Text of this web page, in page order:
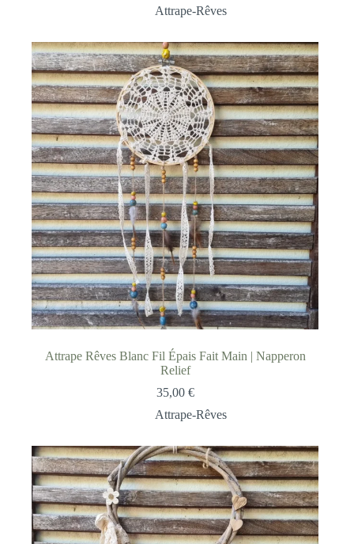
Attrape-Rêves
Attrape Rêves Blanc Fil Épais Fait Main | Napperon
Relief
35,00 €
Attrape-Rêves